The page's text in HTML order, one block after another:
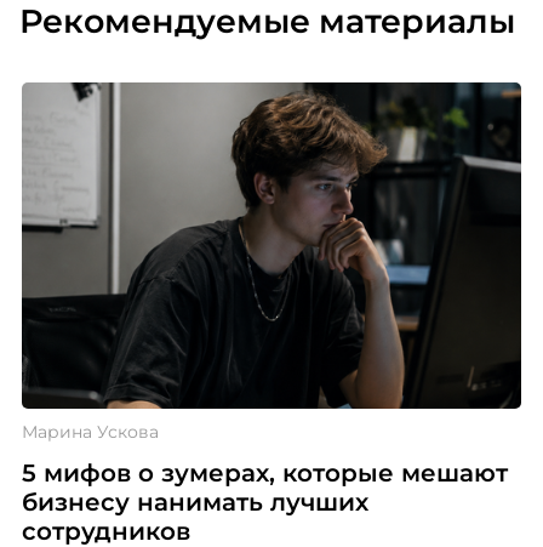
Рекомендуемые материалы
Марина Ускова
5 мифов о зумерах, которые мешают
бизнесу нанимать лучших
сотрудников